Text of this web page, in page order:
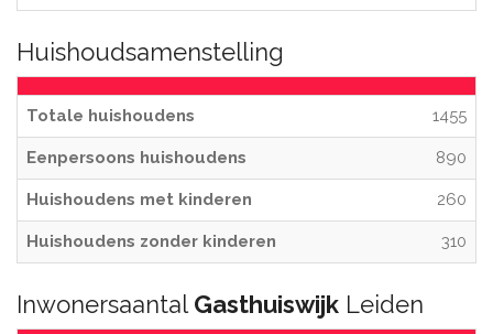
Huishoudsamenstelling
Totale huishoudens 1455
Eenpersoons huishoudens 890
Huishoudens met kinderen 260
Huishoudens zonder kinderen 310
Inwonersaantal Gasthuiswijk Leiden